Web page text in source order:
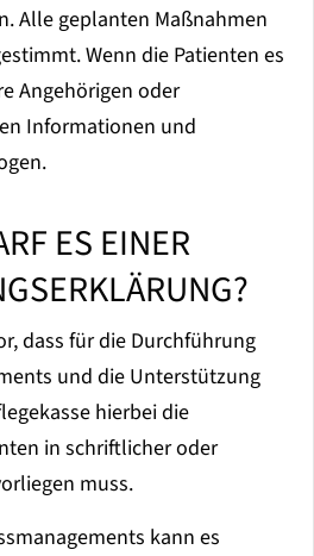
Alle geplanten Maßnahmen
Wenn die Patienten es
Angehörigen oder
Informationen und
ES EINER
dass für die Durchführung
und die Unterstützung
hierbei die
in schriftlicher oder
muss.
kann es